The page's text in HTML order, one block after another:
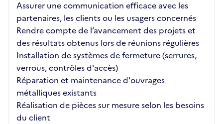
Assurer une communication efficace avec les
partenaires, les clients ou les usagers concernés
Rendre compte de l’avancement des projets et
des résultats obtenus lors de réunions régulières
Installation de systèmes de fermeture (serrures,
verrous, contrôles d'accès)
Réparation et maintenance d'ouvrages
métalliques existants
Réalisation de pièces sur mesure selon les besoins
du client